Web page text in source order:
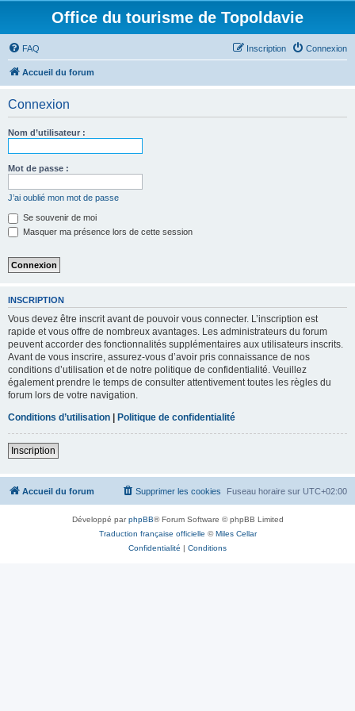
Office du tourisme de Topoldavie
FAQ Connexion
Inscription
Accueil du forum
Connexion
Nom d’utilisateur :
Mot de passe :
J’ai oublié mon mot de passe
Se souvenir de moi
Masquer ma présence lors de cette session
INSCRIPTION
Vous devez être inscrit avant de pouvoir vous connecter. L’inscription est
rapide et vous offre de nombreux avantages. Les administrateurs du forum
peuvent accorder des fonctionnalités supplémentaires aux utilisateurs inscrits.
Avant de vous inscrire, assurez-vous d’avoir pris connaissance de nos
conditions d’utilisation et de notre politique de confidentialité. Veuillez
également prendre le temps de consulter attentivement toutes les règles du
forum lors de votre navigation.
Conditions d’utilisation | Politique de confidentialité
Inscription
Accueil du forum Fuseau horaire sur UTC+02:00
Supprimer les cookies
Développé parphpBB® Forum Software © phpBB Limited
Traduction française officielle ©Miles Cellar
Confidentialité | Conditions